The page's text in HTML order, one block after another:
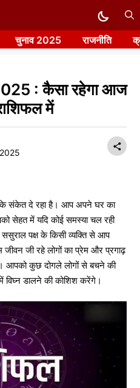
चुनाव 2025 राजनीति
: कैसा रहेगा आज
में
के संकेत दे रहा है। आप अपने घर का
सेहत में यदि कोई समस्या चल रही
ससुराल पक्ष के किसी व्यक्ति से आप
जी रहे लोगों का प्रेम और प्रगाढ़
आपको कुछ दोगले लोगों से बचने की
विघ्न डालने की कोशिश करेंगे।